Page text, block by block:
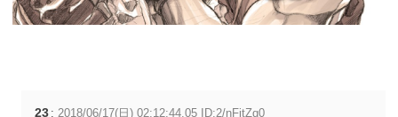
23 :2018/06/17(日) 02:12:44.05 ID:2/nFitZq0